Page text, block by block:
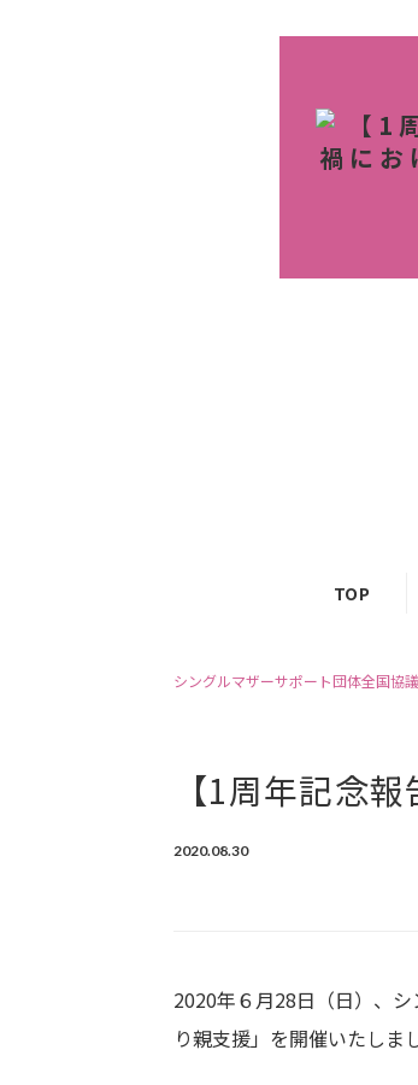
TOP
シングルマザーサポート団体全国協
【1周年記念
2020.08.30
2020年６月28日（日）、
り親支援」を開催いたしま